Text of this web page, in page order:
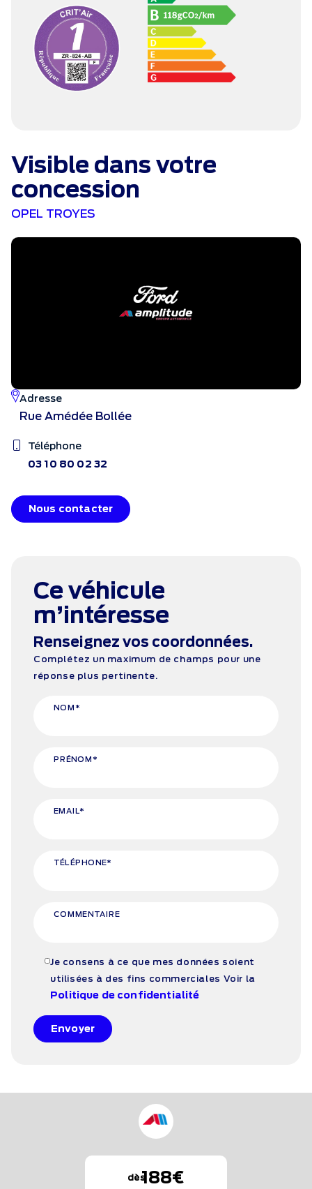
Visible dans votre
concession
OPEL TROYES
Adresse
Rue Amédée Bollée
Téléphone
03 10 80 02 32
Nous contacter
Ce véhicule
m’intéresse
Renseignez vos coordonnées.
Complétez un maximum de champs pour une
réponse plus pertinente.
NOM*
PRÉNOM*
EMAIL*
TÉLÉPHONE*
COMMENTAIRE
Je consens à ce que mes données soient
utilisées à des fins commerciales Voir la
Politique de confidentialité
Envoyer
dès188€